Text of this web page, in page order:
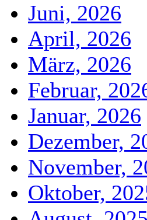
Juni, 2026
April, 2026
März, 2026
Februar,
Januar, 2026
Dezember,
November,
Oktober,